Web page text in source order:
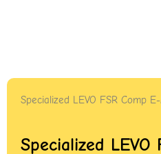
Specialized LEVO FSR Comp
Specialized LEVO